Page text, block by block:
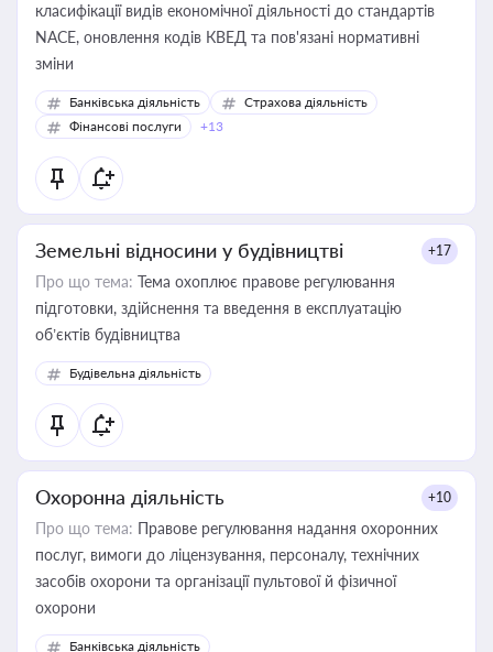
класифікації видів економічної діяльності до стандартів
NACE, оновлення кодів КВЕД та пов'язані нормативні
зміни
Банківська діяльність
Страхова діяльність
Фінансові послуги
+13
Земельні відносини у будівництві +17
Про що тема: Тема охоплює правове регулювання
підготовки, здійснення та введення в експлуатацію
об’єктів будівництва
Будівельна діяльність
Охоронна діяльність +10
Про що тема: Правове регулювання надання охоронних
послуг, вимоги до ліцензування, персоналу, технічних
засобів охорони та організації пультової й фізичної
охорони
Банківська діяльність